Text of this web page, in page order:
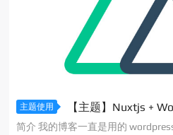
主题使用 【主题】Nuxtjs +
简介 我的博客一直是用的